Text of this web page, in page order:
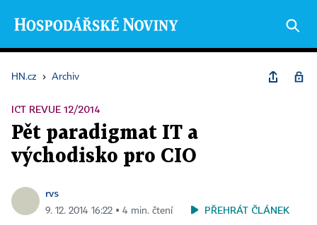
HN.cz › Archiv
ICT REVUE 12/2014
Pět paradigmat IT a
východisko pro CIO
rvs
9. 12. 2014 16:22 ▪ 4 min. čtení PŘEHRÁT ČLÁNEK